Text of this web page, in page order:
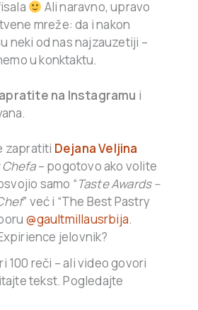
Ali naravno, upravo
mreže: da i nakon
neki od nas najzauzetiji –
u konktaktu.
na Instagramu i
zapratiti Dejana Veljina
– pogotovo ako volite
samo “Taste Awards –
” već i “The Best Pastry
@gaultmillausrbija.
jelovnik?
100 reči – ali video govori
tekst. Pogledajte